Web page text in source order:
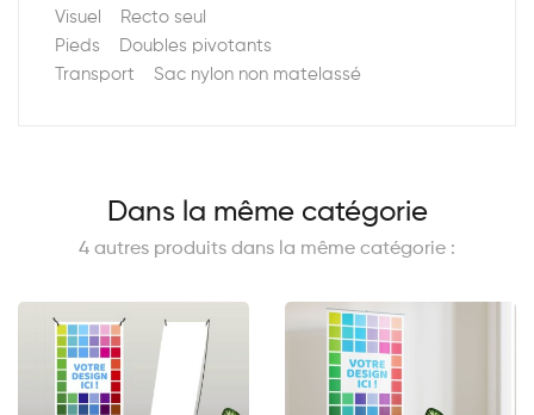
Visuel Recto seul
Pieds Doubles pivotants
Transport Sac nylon non matelassé
Dans la même catégorie
4 autres produits dans la même catégorie :